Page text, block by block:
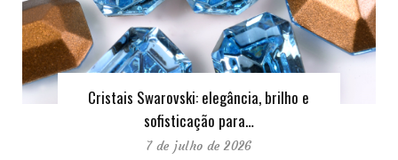
Cristais Swarovski: elegância, brilho e
sofisticação para…
7 de julho de 2026